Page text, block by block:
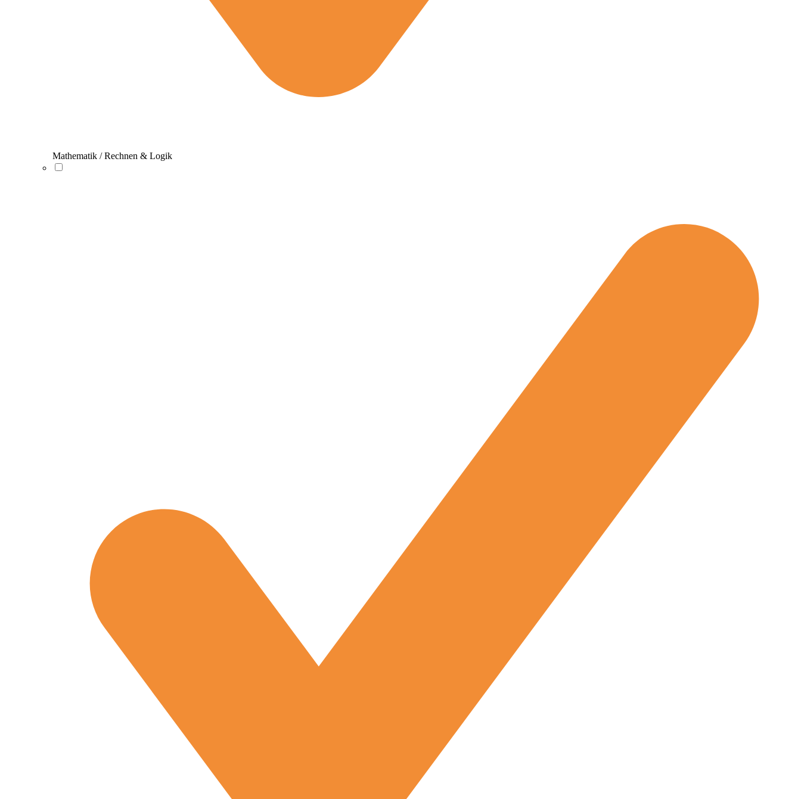
Mathematik / Rechnen & Logik